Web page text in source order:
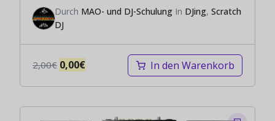
Durch MAO- und DJ-Schulung In DJing, Scratch
DJ
2,00€ 0,00€ In den Warenkorb